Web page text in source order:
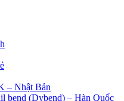
– Nhật Bản
bend (Dybend) – Hàn Quốc